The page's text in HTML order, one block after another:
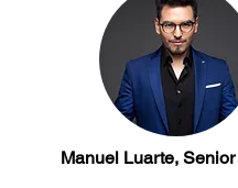
Manuel Luarte, Senior